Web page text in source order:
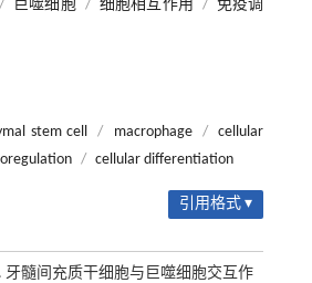
/ 巨噬细胞 / 细胞相互作用 / 免疫调
stem cell / macrophage /
cellular
/ cellular differentiation
引用格式 ▾
牙髓间充质干细胞与巨噬细胞交互作